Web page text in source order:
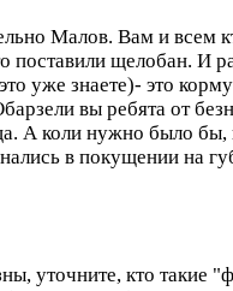
Малов. Вам и всем
поставили щелобан. И
уже знаете)- это
вы ребята от
А коли нужно было
в покущении на
уточните, кто такие